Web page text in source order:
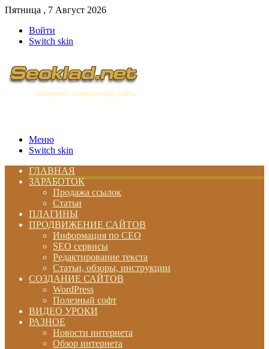
Пятница , 7 Август 2026
Войти
Switch skin
Меню
Switch skin
ГЛАВНАЯ
ЗАРАБОТОК
Продажа ссылок
Статьи
ПЛАГИНЫ
ПРОДВИЖЕНИЕ САЙТОВ
Информация по СЕО
SEO сервисы
Редактирование текста
Статьи, обзоры, инструкции
СОЗДАНИЕ САЙТОВ
WordPress
Полезный софт
ВИДЕО УРОКИ
РАЗНОЕ
Новости интернета
Обзор интернета